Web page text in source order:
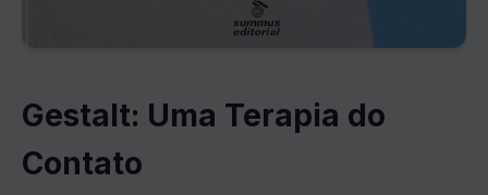
Gestalt: Uma Terapia do
Contato